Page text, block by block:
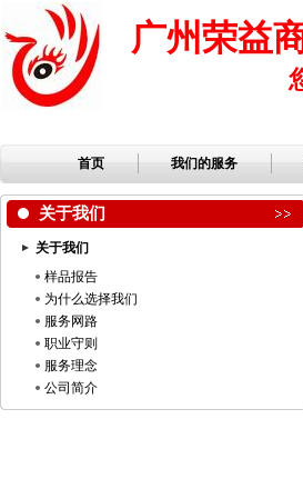
广州荣益
首页 我们的服务
关于我们
关于我们
样品报告
为什么选择我们
服务网路
职业守则
服务理念
公司简介